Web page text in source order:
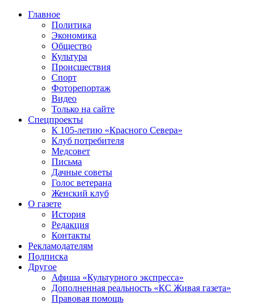
Главное
Политика
Экономика
Общество
Культура
Происшествия
Спорт
Фоторепортаж
Видео
Только на сайте
Спецпроекты
К 105-летию «Красного Севера»
Клуб потребителя
Медсовет
Письма
Дачные советы
Голос ветерана
Женский клуб
О газете
История
Редакция
Контакты
Рекламодателям
Подписка
Другое
Афиша «Культурного экспресса»
Дополненная реальность «КС Живая газета»
Правовая помощь